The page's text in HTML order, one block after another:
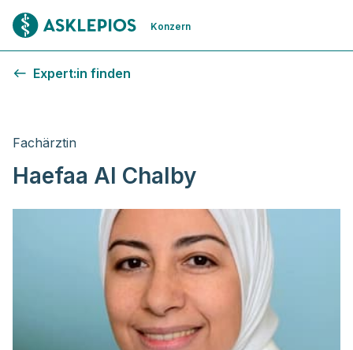
Zur Startseite
Konzern
Expert:in finden
Fachärztin
Haefaa Al Chalby